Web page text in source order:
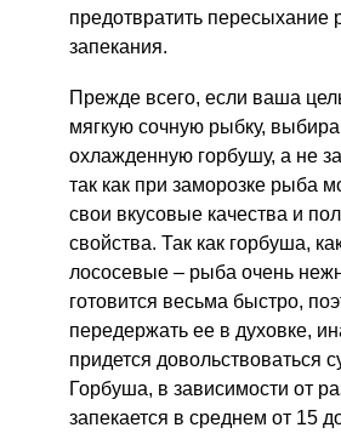
предотвратить
запекания.
Прежде всего, если ваша
мягкую сочную рыбку,
охлажденную горбушу, а не
так как при заморозке рыба
свои вкусовые качества и
свойства. Так как горбуша,
лососевые – рыба очень
готовится весьма быстро,
передержать ее в духовке,
придется довольствоваться
Горбуша, в зависимости от
запекается в среднем от 15